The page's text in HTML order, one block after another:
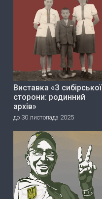
Виставка «З сибірської
сторони: родинний
архів»
до 30 листопада 2025